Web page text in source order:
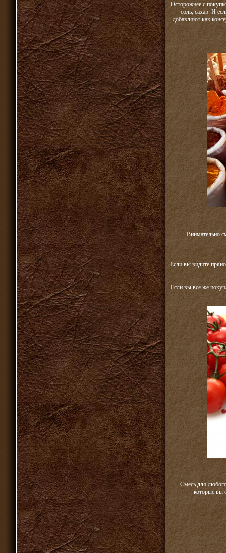
Осторожнее с
соль, сахар. И
добавляют как
Внимательно
Если вы видите
Если вы все же
Смесь для
которые вы